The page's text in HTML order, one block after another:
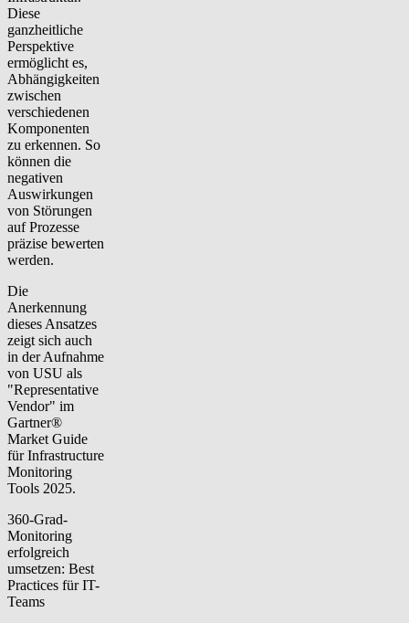
Diese
ganzheitliche
Perspektive
ermöglicht es,
Abhängigkeiten
zwischen
verschiedenen
Komponenten
zu erkennen. So
können die
negativen
Auswirkungen
von Störungen
auf Prozesse
präzise bewerten
werden.
Die
Anerkennung
dieses Ansatzes
zeigt sich auch
in der Aufnahme
von USU als
"Representative
Vendor" im
Gartner®
Market Guide
für Infrastructure
Monitoring
Tools 2025.
360-Grad-
Monitoring
erfolgreich
umsetzen: Best
Practices für IT-
Teams